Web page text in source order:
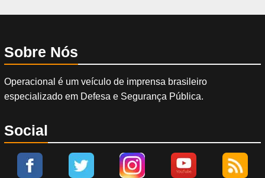
Sobre Nós
Operacional é um veículo de imprensa brasileiro
especializado em Defesa e Segurança Pública.
Social